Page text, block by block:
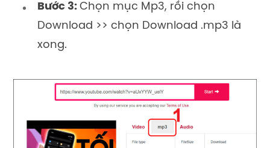
Bước 3: Chọn mục Mp3, rồi chọn
Download >> chọn Download .mp3 là
xong.